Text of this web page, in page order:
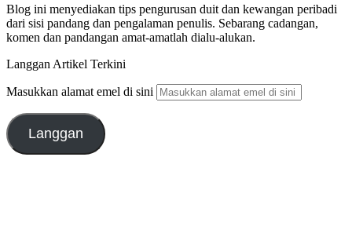
Blog ini menyediakan tips pengurusan duit dan kewangan peribadi
dari sisi pandang dan pengalaman penulis. Sebarang cadangan,
komen dan pandangan amat-amatlah dialu-alukan.
Langgan Artikel Terkini
Masukkan alamat emel di sini
Langgan